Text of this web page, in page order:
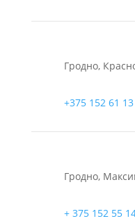
Гродно,
+375 152 61
Гродно,
+ 375 152 55